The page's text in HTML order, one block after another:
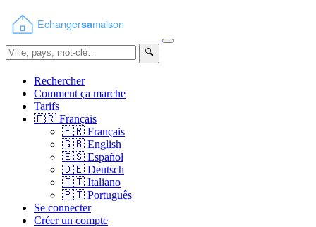
🔍
Rechercher
Comment ça marche
Tarifs
🇫🇷 Français
🇫🇷 Français
🇬🇧 English
🇪🇸 Español
🇩🇪 Deutsch
🇮🇹 Italiano
🇵🇹 Português
Se connecter
Créer un compte